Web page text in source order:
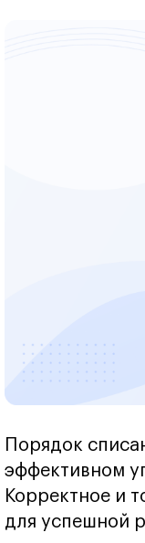
Порядок
эффективном
Корректное и
для успешной